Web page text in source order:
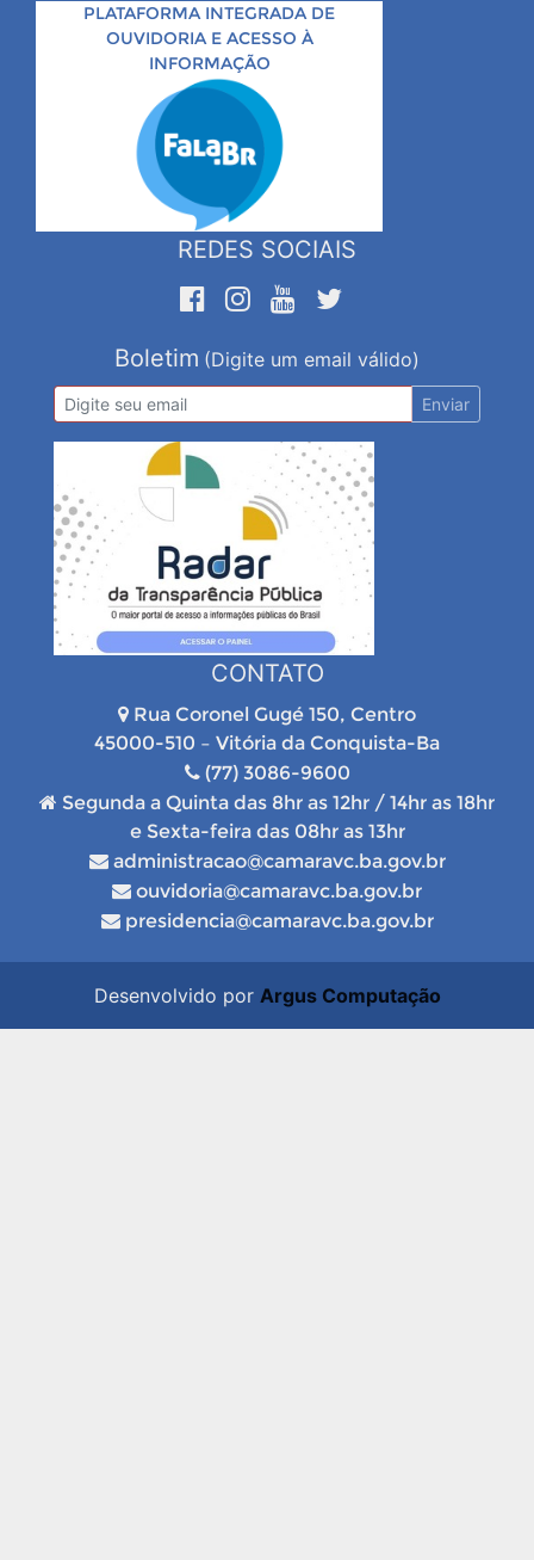
PLATAFORMA INTEGRADA DE
OUVIDORIA E ACESSO À
INFORMAÇÃO
REDES SOCIAIS
Boletim (Digite um email válido)
Enviar
CONTATO
Rua Coronel Gugé 150, Centro
45000-510 – Vitória da Conquista-Ba
(77) 3086-9600
Segunda a Quinta das 8hr as 12hr / 14hr as 18hr
e Sexta-feira das 08hr as 13hr
administracao@camaravc.ba.gov.br
ouvidoria@camaravc.ba.gov.br
presidencia@camaravc.ba.gov.br
Desenvolvido por Argus Computação